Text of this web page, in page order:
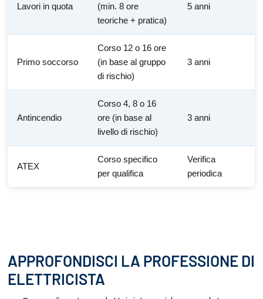
Lavori in quota
(min. 8 ore
teoriche + pratica)
5 anni
Primo soccorso
Corso 12 o 16 ore
(in base al gruppo
di rischio)
3 anni
Antincendio
Corso 4, 8 o 16
ore (in base al
livello di rischio)
3 anni
ATEX
Corso specifico
per qualifica
Verifica
periodica
APPROFONDISCI LA PROFESSIONE DI
ELETTRICISTA